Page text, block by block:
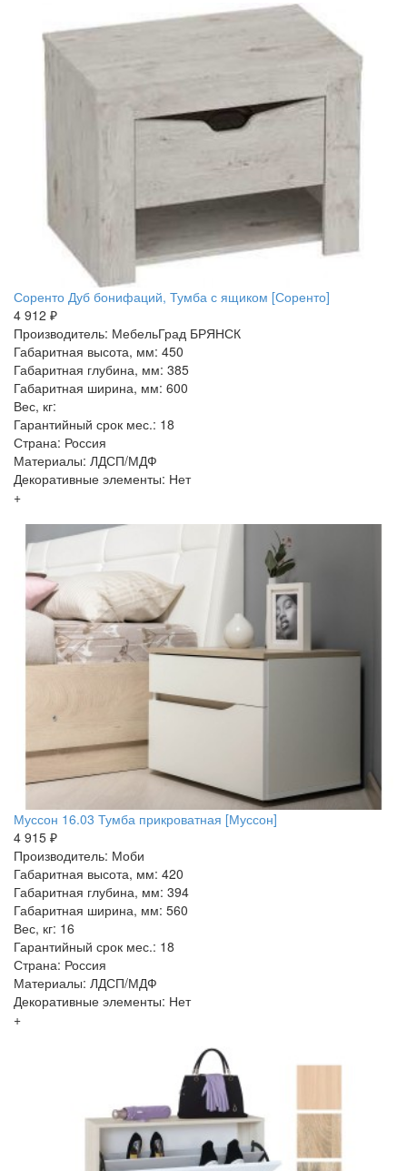
Соренто Дуб бонифаций, Тумба с ящиком [Соренто]
4 912 ₽
Производитель: МебельГрад БРЯНСК
Габаритная высота, мм: 450
Габаритная глубина, мм: 385
Габаритная ширина, мм: 600
Вес, кг:
Гарантийный срок мес.: 18
Страна: Россия
Материалы: ЛДСП/МДФ
Декоративные элементы: Нет
+
Муссон 16.03 Тумба прикроватная [Муссон]
4 915 ₽
Производитель: Моби
Габаритная высота, мм: 420
Габаритная глубина, мм: 394
Габаритная ширина, мм: 560
Вес, кг: 16
Гарантийный срок мес.: 18
Страна: Россия
Материалы: ЛДСП/МДФ
Декоративные элементы: Нет
+